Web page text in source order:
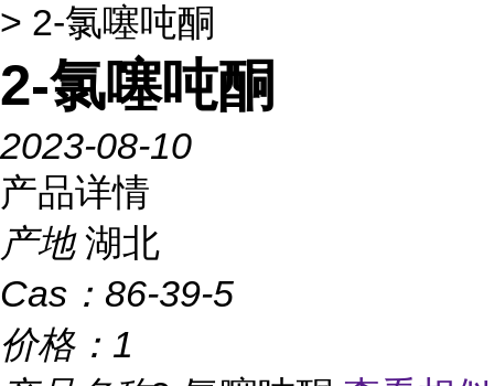
> 2-氯噻吨酮
2-氯噻吨酮
2023-08-10
产品详情
产地 湖北
Cas： 86-39-5
价格： 1